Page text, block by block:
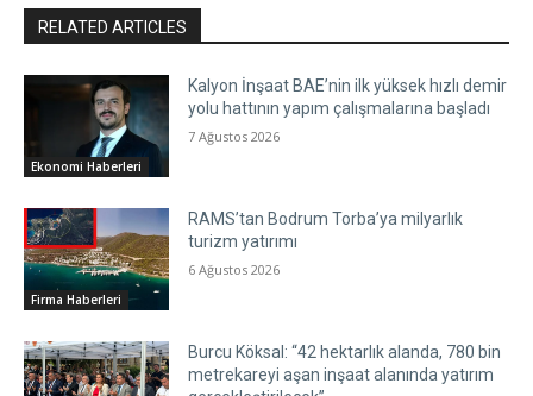
RELATED ARTICLES
Ekonomi Haberleri
Kalyon İnşaat BAE’nin ilk yüksek hızlı demir
yolu hattının yapım çalışmalarına başladı
7 Ağustos 2026
Firma Haberleri
RAMS’tan Bodrum Torba’ya milyarlık
turizm yatırımı
6 Ağustos 2026
Burcu Köksal: “42 hektarlık alanda, 780 bin
metrekareyi aşan inşaat alanında yatırım